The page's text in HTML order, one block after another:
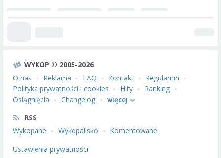
WYKOP © 2005-2026
O nas
Reklama FAQ Kontakt
Regulamin
Polityka prywatności i cookies
Hity
Ranking
Osiągnięcia
Changelog
więcej
RSS
Wykopane
Wykopalisko
Komentowane
Ustawienia prywatności